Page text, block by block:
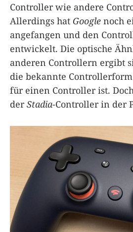
Controller wie andere
Allerdings hat Google noch
angefangen und den
entwickelt. Die optische
anderen Controllern ergibt
die bekannte
für einen Controller ist.
derStadia-Controller in der